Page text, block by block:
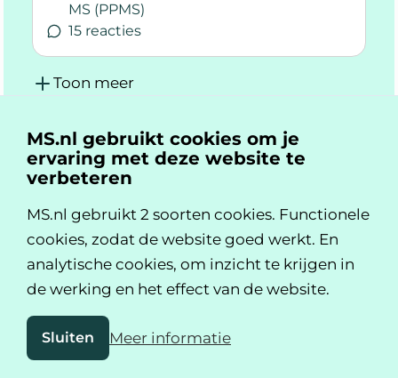
MS (PPMS)
15 reacties
Lees meer over Na 8 jaar langzaam verliezen,
Toon meer
Blijf op de hoogte
Meld je aan en ontvang iedere maand
updates.
E-mailadres
MS.nl gebruikt cookies om je
ervaring met deze website te
verbeteren
MS.nl gebruikt 2 soorten cookies. Functionele
cookies, zodat de website goed werkt. En
analytische cookies, om inzicht te krijgen in
de werking en het effect van de website.
Sluiten Meer informatie